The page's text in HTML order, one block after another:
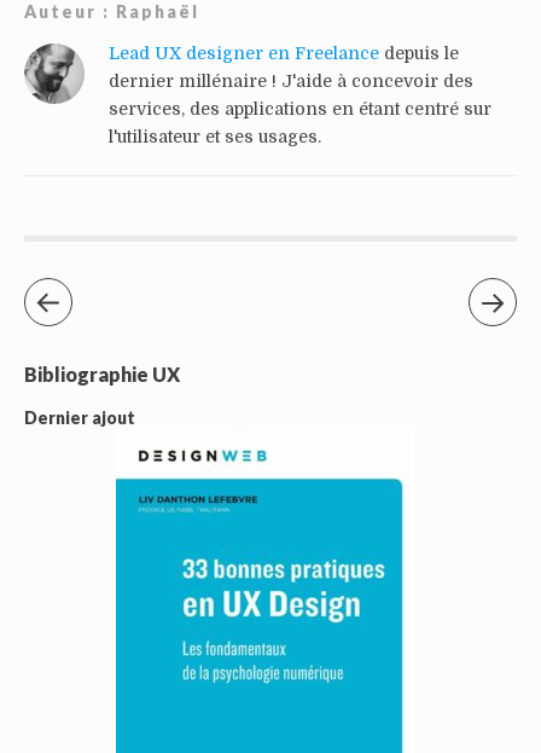
Auteur : Raphaël
Lead UX designer en Freelance depuis le
dernier millénaire ! J'aide à concevoir des
services, des applications en étant centré sur
l'utilisateur et ses usages.
Bibliographie UX
Dernier ajout